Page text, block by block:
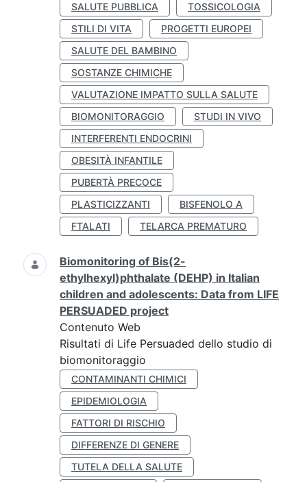
SALUTE PUBBLICA
TOSSICOLOGIA
STILI DI VITA
PROGETTI EUROPEI
SALUTE DEL BAMBINO
SOSTANZE CHIMICHE
VALUTAZIONE IMPATTO SULLA SALUTE
BIOMONITORAGGIO
STUDI IN VIVO
INTERFERENTI ENDOCRINI
OBESITÀ INFANTILE
PUBERTÀ PRECOCE
PLASTICIZZANTI
BISFENOLO A
FTALATI
TELARCA PREMATURO
Biomonitoring of Bis(2-
ethylhexyl)phthalate (DEHP) in Italian
children and adolescents: Data from LIFE
PERSUADED project
Contenuto Web
Risultati di Life Persuaded dello studio di
biomonitoraggio
CONTAMINANTI CHIMICI
EPIDEMIOLOGIA
FATTORI DI RISCHIO
DIFFERENZE DI GENERE
TUTELA DELLA SALUTE